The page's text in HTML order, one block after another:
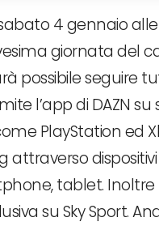
4 gennaio alle
giornata del
possibile seguire
l’app di DAZN su
PlayStation ed
attraverso
tablet.
su Sky Sport.